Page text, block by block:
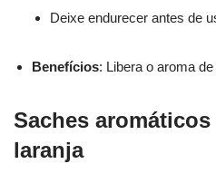
Deixe endurecer antes de
Benefícios: Libera o aroma
Saches
laranja